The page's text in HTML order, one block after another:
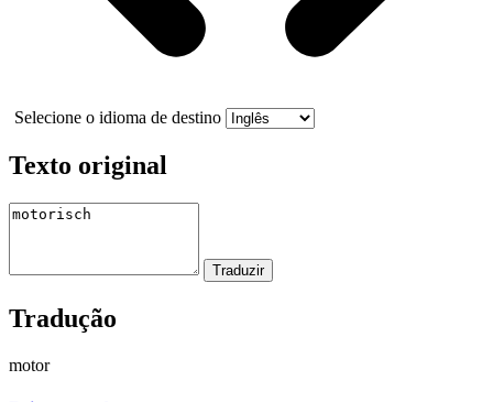
Selecione o idioma de destino
Texto original
Tradução
motor